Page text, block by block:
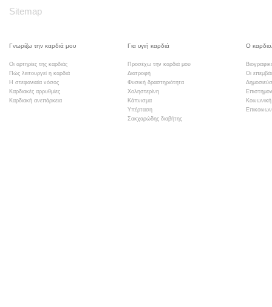
Sitemap
Γνωρίζω την καρδιά μου
Οι αρτηρίες της καρδιάς
Πώς λειτουργεί η καρδιά
Η στεφανιαία νόσος
Καρδιακές αρρυθμίες
Καρδιακή ανεπάρκεια
Για υγιή καρδιά
Προσέχω την καρδιά μου
Διατροφή
Φυσική δραστηριότητα
Χοληστερίνη
Κάπνισμα
Υπέρταση
Σακχαρώδης διαβήτης
Ο
Οι